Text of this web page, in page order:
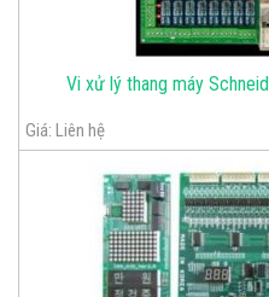
Vi xử lý thang máy
Giá: Liên hệ